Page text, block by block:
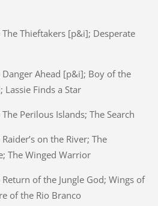
Thieftakers [p&i]; Desperate
Ahead [p&i]; Boy of the
Finds a Star
Perilous Islands; The Search
on the River; The
The Winged Warrior
of the Jungle God; Wings of
of the Rio Branco